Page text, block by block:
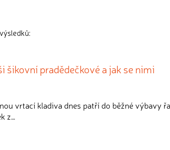
šikovní pradědečkové a jak se nimi
vrtací kladiva dnes patří do běžné výbavy
z…